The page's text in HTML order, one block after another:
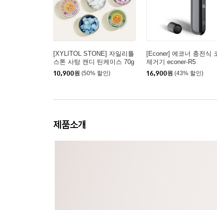
[XYLITOL STONE] 자일리톨
스톤 사탕 캔디 틴케이스 70g
10,900원 (50% 할인)
[Econer] 에코너 충전식
제거기 econer-R5
16,900원 (43% 할인)
제품소개